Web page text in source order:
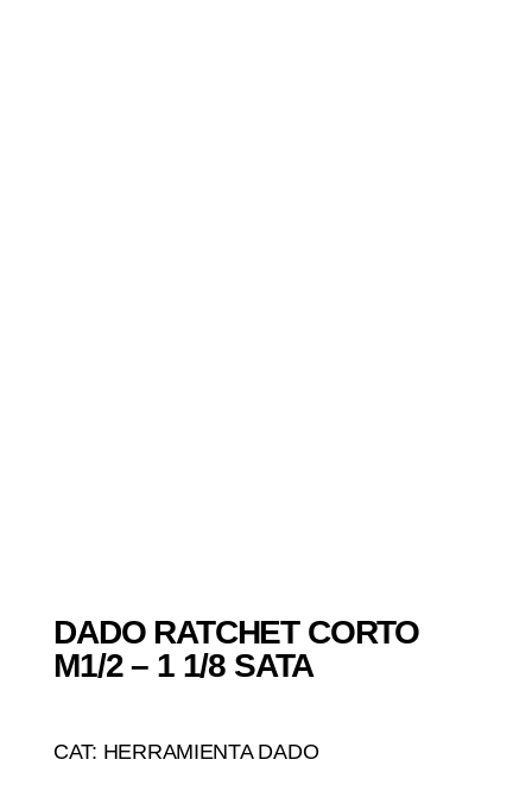
DADO RATCHET CORTO
M1/2 – 1 1/8 SATA
CAT: HERRAMIENTA DADO